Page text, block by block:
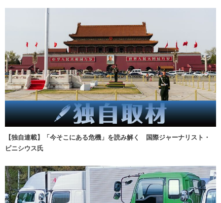
【独自連載】「今そこにある危機」を読み解く 国際ジャーナリスト・
ビニシウス氏